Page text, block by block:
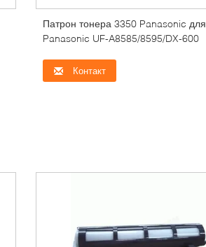
Патрон тонера 3350 Panasonic для
Panasonic UF-A8585/8595/DX-600
Контакт